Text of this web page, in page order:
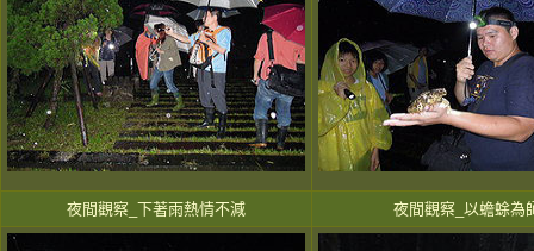
夜間觀察_下著雨熱情不減 夜間觀察_以蟾蜍為